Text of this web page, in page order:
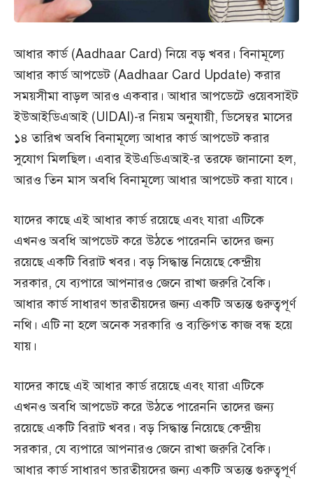
আধার কার্ড (Aadhaar Card) নিয়ে বড় খবর। বিনামূল্যে
আধার কার্ড আপডেট (Aadhaar Card Update) করার
সময়সীমা বাড়ল আরও একবার। আধার আপডেটে ওয়েবসাইট
ইউআইডিএআই (UIDAI)-র নিয়ম অনুযায়ী, ডিসেম্বর মাসের
১৪ তারিখ অবধি বিনামূল্যে আধার কার্ড আপডেট করার
সুযোগ মিলছিল। এবার ইউএডিএআই-র তরফে জানানো হল,
আরও তিন মাস অবধি বিনামূল্যে আধার আপডেট করা যাবে।
যাদের কাছে এই আধার কার্ড রয়েছে এবং যারা এটিকে
এখনও অবধি আপডেট করে উঠতে পারেননি তাদের জন্য
রয়েছে একটি বিরাট খবর। বড় সিদ্ধান্ত নিয়েছে কেন্দ্রীয়
সরকার, যে ব্যপারে আপনারও জেনে রাখা জরুরি বৈকি।
আধার কার্ড সাধারণ ভারতীয়দের জন্য একটি অত্যন্ত গুরুত্বপূর্ণ
নথি। এটি না হলে অনেক সরকারি ও ব্যক্তিগত কাজ বন্ধ হয়ে
যায়।
যাদের কাছে এই আধার কার্ড রয়েছে এবং যারা এটিকে
এখনও অবধি আপডেট করে উঠতে পারেননি তাদের জন্য
রয়েছে একটি বিরাট খবর। বড় সিদ্ধান্ত নিয়েছে কেন্দ্রীয়
সরকার, যে ব্যপারে আপনারও জেনে রাখা জরুরি বৈকি।
আধার কার্ড সাধারণ ভারতীয়দের জন্য একটি অত্যন্ত গুরুত্বপূর্ণ